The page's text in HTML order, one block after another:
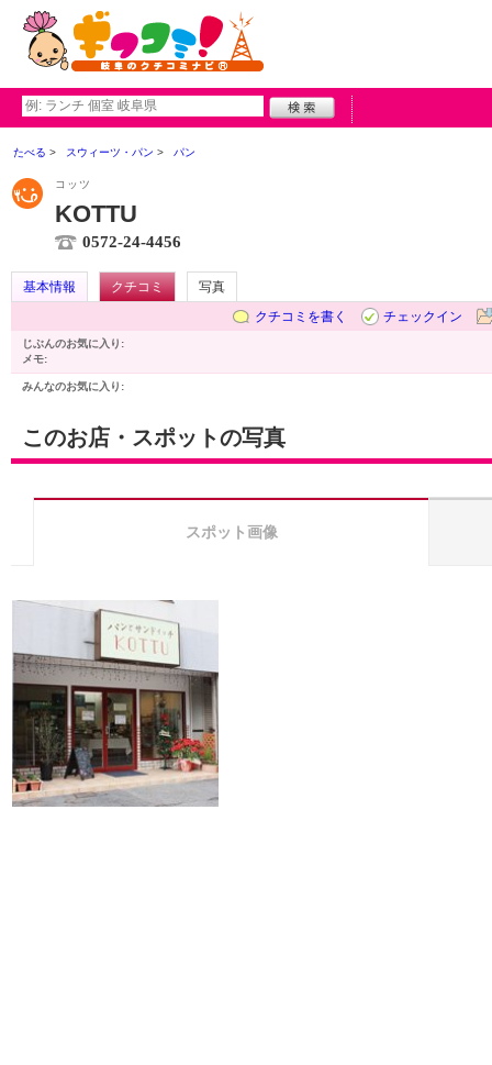
たべる スウィーツ・パン パン
コッツ
KOTTU
0572-24-4456
基本情報 クチコミ
写真
クチコミを書く
チェックイン
じぶんのお気に入り:
メモ:
みんなのお気に入り:
このお店・スポットの写真
スポット画像